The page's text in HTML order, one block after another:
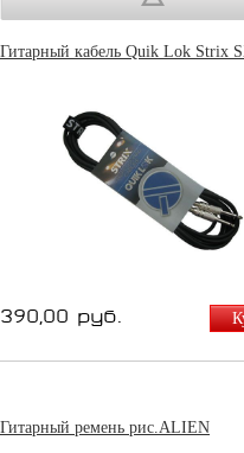
Гитарный кабель Quik Lok Strix
390,00 руб.
Гитарный ремень рис.ALIEN